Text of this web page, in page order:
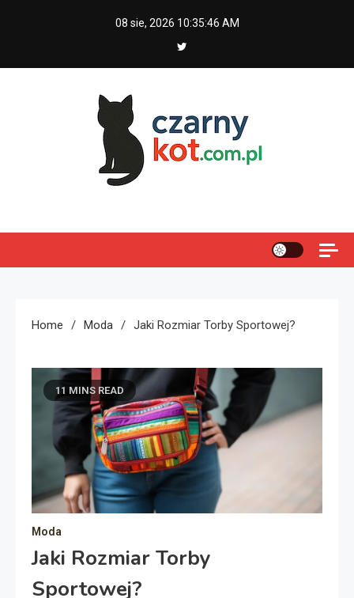
08 sie, 2026 10:35:47 AM
Home Moda Jaki Rozmiar Torby Sportowej?
11 MINS READ
Moda
Jaki Rozmiar Torby
Sportowej?